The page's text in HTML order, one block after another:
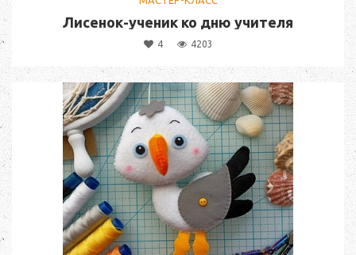
Лисенок-ученик ко дню учителя
4 4203